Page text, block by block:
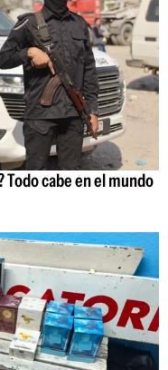
Todo cabe en el mundo